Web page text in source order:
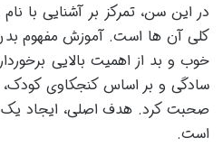
در این سن، تمرکز بر آشنایی با
کلی آن ها است. آموزش
خوب و بد از اهمیت بالایی
سادگی و بر اساس کنجکاوی کودک،
صحبت کرد. هدف اصلی، ایجاد یک
است.